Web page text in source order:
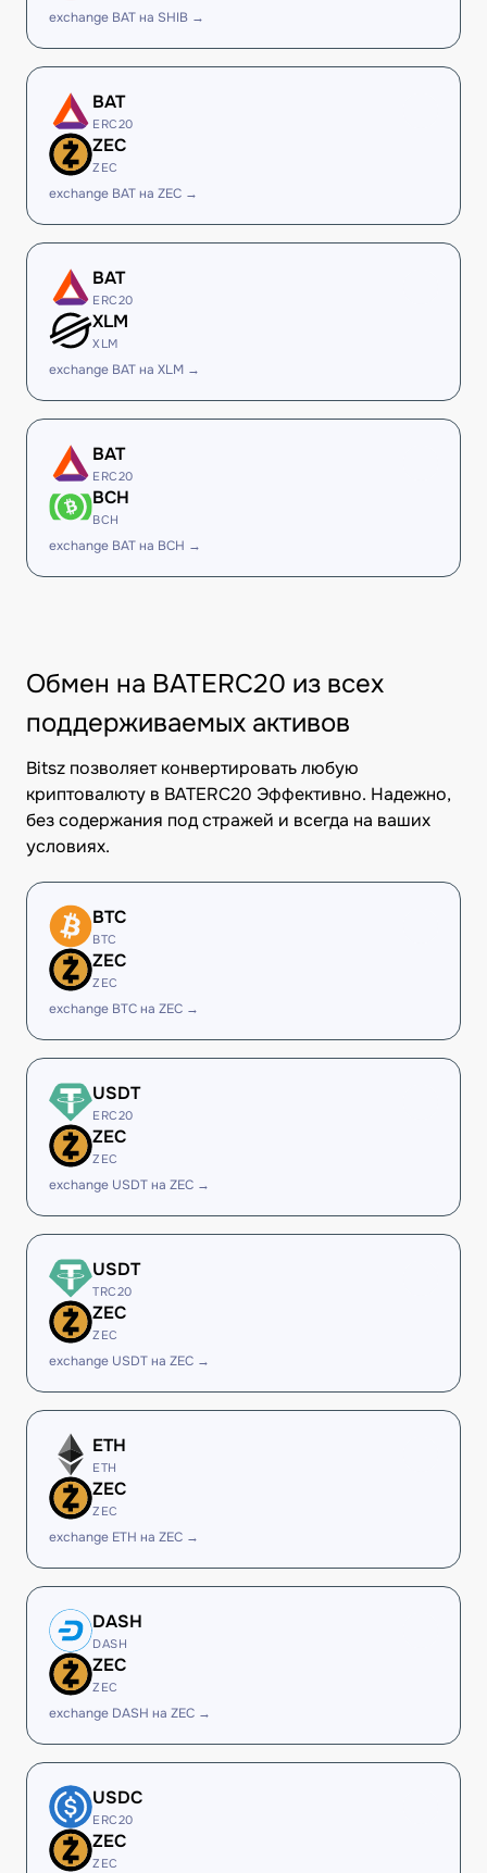
exchange BAT на SHIB →
BAT
ERC20
ZEC
ZEC
exchange BAT на ZEC →
BAT
ERC20
XLM
XLM
exchange BAT на XLM →
BAT
ERC20
BCH
BCH
exchange BAT на BCH →
Обмен на BATERC20 из всех
поддерживаемых активов
Bitsz позволяет конвертировать любую
криптовалюту в BATERC20 Эффективно. Надежно,
без содержания под стражей и всегда на ваших
условиях.
BTC
BTC
ZEC
ZEC
exchange BTC на ZEC →
USDT
ERC20
ZEC
ZEC
exchange USDT на ZEC →
USDT
TRC20
ZEC
ZEC
exchange USDT на ZEC →
ETH
ETH
ZEC
ZEC
exchange ETH на ZEC →
DASH
DASH
ZEC
ZEC
exchange DASH на ZEC →
USDC
ERC20
ZEC
ZEC